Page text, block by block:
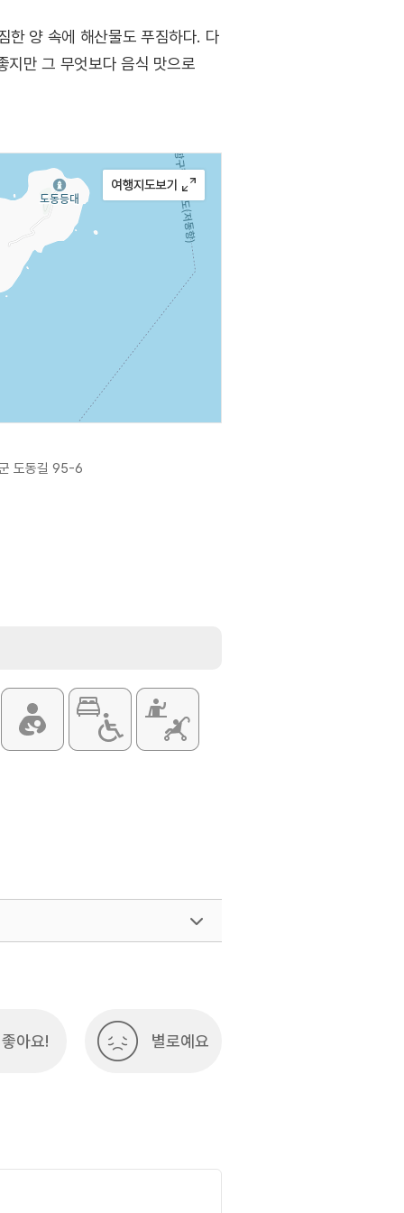
한 양 속에 해산물도 푸짐하다. 다
지만 그 무엇보다 음식 맛으로
도동길 95-6
좋아요! 별로예요